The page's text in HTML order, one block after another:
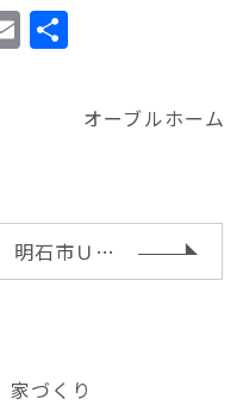
E
m
オーブルホーム
明石市Ｕ様邸の基礎工事完了
家づくり